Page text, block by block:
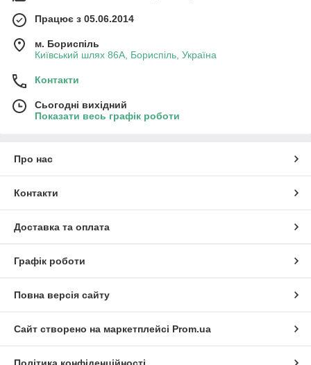
Працює з 05.06.2014
м. Бориспіль
Київський шлях 86А, Бориспіль, Україна
Контакти
Сьогодні вихідний
Показати весь графік роботи
Про нас
Контакти
Доставка та оплата
Графік роботи
Повна версія сайту
Сайт створено на маркетплейсі Prom.ua
Політика конфіденційності